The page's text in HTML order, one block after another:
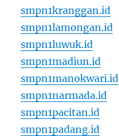
smpn1kranggan.id
smpn1lamongan.id
smpn1luwuk.id
smpn1madiun.id
smpn1manokwari.id
smpn1narmada.id
smpn1pacitan.id
smpn1padang.id